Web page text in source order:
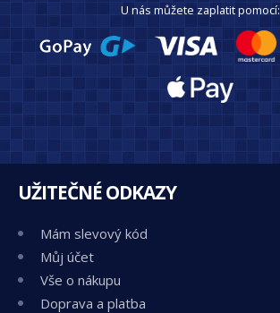
U nás můžete zaplatit pomocí:
UŽITEČNÉ ODKAZY
Mám slevový kód
Můj účet
Vše o nákupu
Doprava a platba